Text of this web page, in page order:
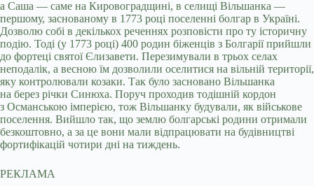
а Саша — саме на Кировоградщині, в селищі Вільшанка —
першому, заснованому в 1773 році поселенні болгар в Україні.
Дозволю собі в декількох реченнях розповісти про ту історичну
подію. Тоді (у 1773 році) 400 родин біженців з Болгарії прийшли
до фортеці святої Єлизавети. Перезимували в трьох селах
неподалік, а весною їм дозволили оселитися на вільній території,
яку контролювали козаки. Так було засновано Вільшанка
на берез річки Синюха. Поруч проходив тодішній кордон
з Османською імперією, тож Вільшанку будували, як військове
поселення. Вийшло так, що землю болгарські родини отримали
безкоштовно, а за це вони мали відпрацювати на будівництві
фортифікацій чотири дні на тиждень.
РЕКЛАМА